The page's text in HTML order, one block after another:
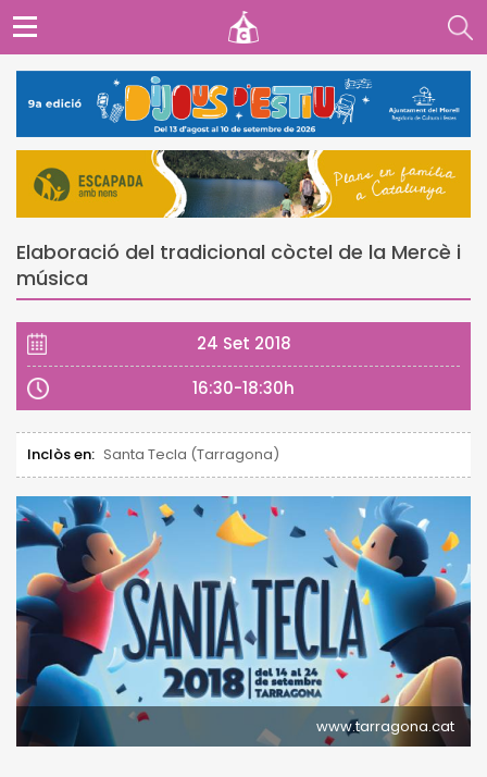
Elaboració del tradicional còctel de la Mercè i
música
24 Set 2018
16:30-18:30h
Inclòs en: Santa Tecla (Tarragona)
www.tarragona.cat